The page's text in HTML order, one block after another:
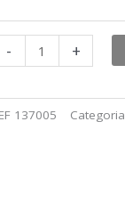
- +
137005 Categoria